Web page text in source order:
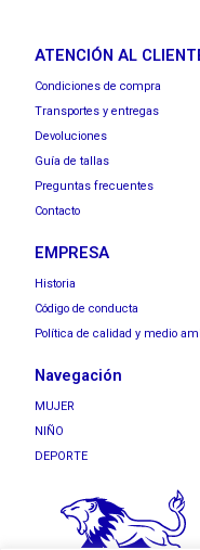
ATENCIÓN AL
Condiciones de compra
Transportes y entregas
Devoluciones
Guía de tallas
Preguntas frecuentes
Contacto
EMPRESA
Historia
Código de conducta
Política de calidad y medio
Navegación
MUJER
NIÑO
DEPORTE